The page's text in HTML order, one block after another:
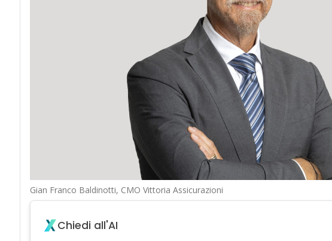
Gian Franco Baldinotti, CMO Vittoria Assicurazioni
Chiedi all'AI